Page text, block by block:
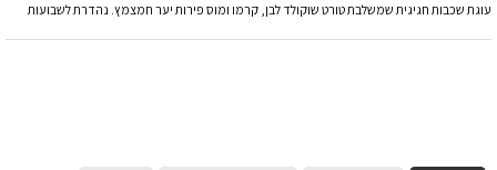
עוגת שכבות חגיגית שמשלבת טורט שוקולד לבן, קרמו ומוס פירות יער חמצמץ. נהדרת לשבועות